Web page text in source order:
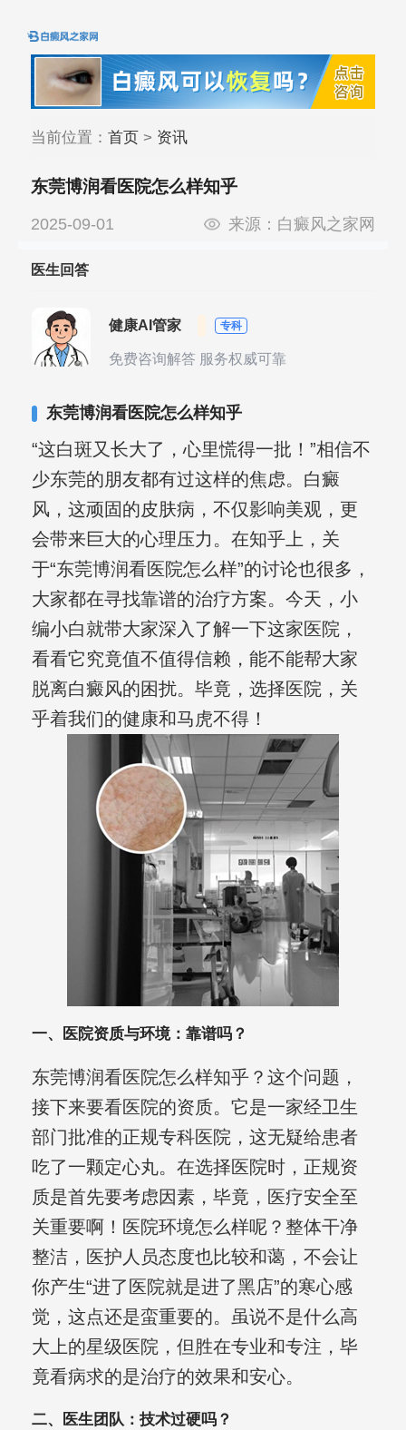
当前位置： 首页> 资讯
东莞博润看医院怎么样知乎
2025-09-01 来源： 白癜风之家网
医生回答
健康AI管家 专科
免费咨询解答 服务权威可靠
东莞博润看医院怎么样知乎
“这白斑又长大了，心里慌得一批！”相信不
少东莞的朋友都有过这样的焦虑。白癜
风，这顽固的皮肤病，不仅影响美观，更
会带来巨大的心理压力。在知乎上，关
于“东莞博润看医院怎么样”的讨论也很多，
大家都在寻找靠谱的治疗方案。今天，小
编小白就带大家深入了解一下这家医院，
看看它究竟值不值得信赖，能不能帮大家
脱离白癜风的困扰。毕竟，选择医院，关
乎着我们的健康和马虎不得！
一、医院资质与环境：靠谱吗？
东莞博润看医院怎么样知乎？这个问题，
接下来要看医院的资质。它是一家经卫生
部门批准的正规专科医院，这无疑给患者
吃了一颗定心丸。在选择医院时，正规资
质是首先要考虑因素，毕竟，医疗安全至
关重要啊！医院环境怎么样呢？整体干净
整洁，医护人员态度也比较和蔼，不会让
你产生“进了医院就是进了黑店”的寒心感
觉，这点还是蛮重要的。虽说不是什么高
大上的星级医院，但胜在专业和专注，毕
竟看病求的是治疗的效果和安心。
二、医生团队：技术过硬吗？